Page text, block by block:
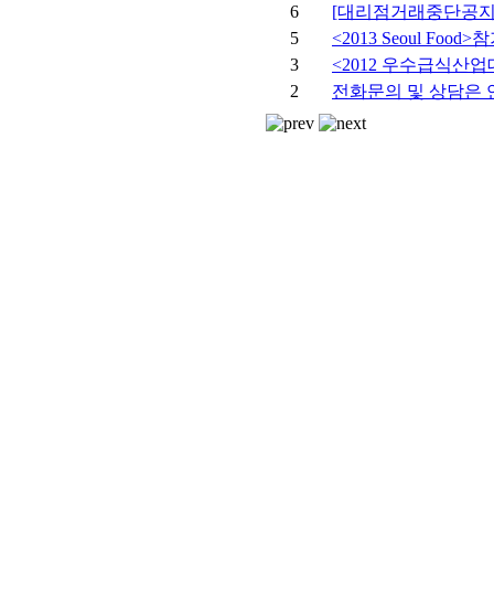
6
[대리점거래중단공
5
<2013 Seoul Food>
3
<2012 우수급식산
2
전화문의 및 상담은